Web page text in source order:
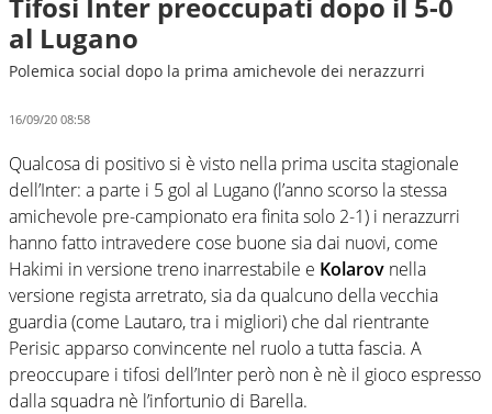
al Lugano
Polemica social dopo la prima amichevole dei nerazzurri
16/09/20 08:58
Qualcosa di positivo si è visto nella prima uscita stagionale
dell’Inter: a parte i 5 gol al Lugano (l’anno scorso la stessa
amichevole pre-campionato era finita solo 2-1) i nerazzurri
hanno fatto intravedere cose buone sia dai nuovi, come
Hakimi in versione treno inarrestabile e Kolarov nella
versione regista arretrato, sia da qualcuno della vecchia
guardia (come Lautaro, tra i migliori) che dal rientrante
Perisic apparso convincente nel ruolo a tutta fascia. A
preoccupare i tifosi dell’Inter però non è nè il gioco espresso
dalla squadra nè l’infortunio di Barella.